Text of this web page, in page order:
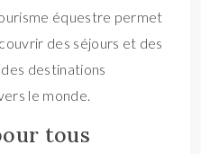
équestre permet
des séjours et des
destinations
le monde.
tous